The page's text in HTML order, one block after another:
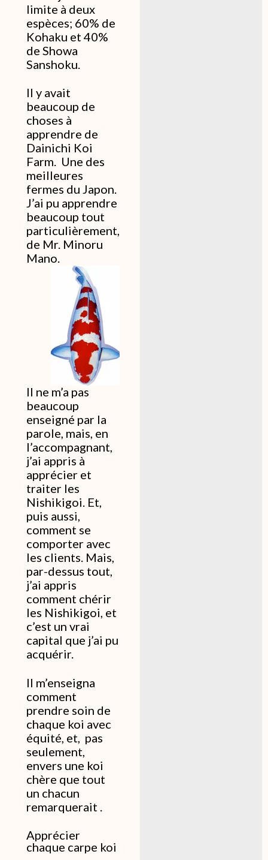
limite à deux
espèces; 60% de
Kohaku et 40%
de Showa
Sanshoku.
Il y avait
beaucoup de
choses à
apprendre de
Dainichi Koi
Farm. Une des
meilleures
fermes du Japon.
J’ai pu apprendre
beaucoup tout
particulièrement,
de Mr. Minoru
Mano.
Il ne m’a pas
beaucoup
enseigné par la
parole, mais, en
l’accompagnant,
j’ai appris à
apprécier et
traiter les
Nishikigoi. Et,
puis aussi,
comment se
comporter avec
les clients. Mais,
par-dessus tout,
j’ai appris
comment chérir
les Nishikigoi, et
c’est un vrai
capital que j’ai pu
acquérir.
Il m’enseigna
comment
prendre soin de
chaque koi avec
équité, et, pas
seulement,
envers une koi
chère que tout
un chacun
remarquerait .
Apprécier
chaque carpe koi